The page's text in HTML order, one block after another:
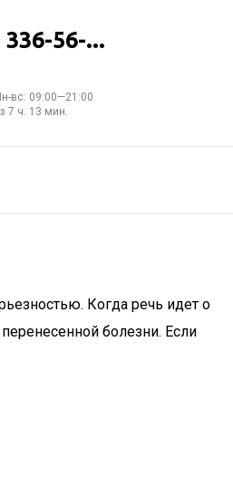
336-56-...
вс: 09:00—21:00
7 ч. 13 мин.
Когда речь идет о
болезни. Если